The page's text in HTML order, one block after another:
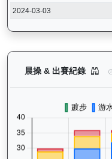
2024-03-03
晨操 & 出賽紀錄